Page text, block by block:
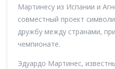
Мартинесу из Испании и
совместный проект
дружбу между странами,
чемпионате.
Эдуардо Мартинес,